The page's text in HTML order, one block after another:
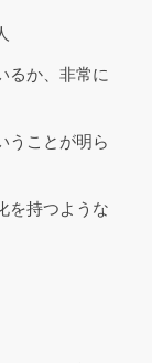
るか、非常に
うことが明ら
を持つような